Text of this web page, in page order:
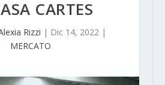
CARTES
Rizzi | Dic 14, 2022 |
MERCATO